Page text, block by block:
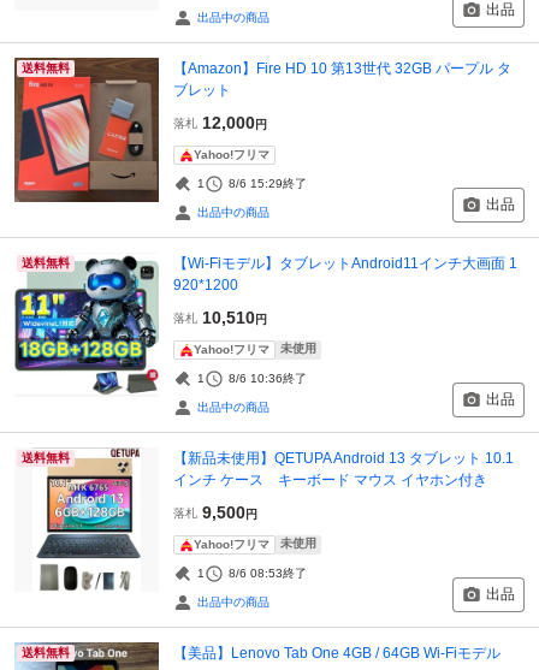
出品中の商品 出品
送料無料
【Amazon】Fire HD 10 第13世代 32GB パープル タ
ブレット
落札 12,000円
Yahoo!フリマ
1 8/6 15:29終了
出品中の商品 出品
送料無料
【Wi-Fiモデル】タブレットAndroid11インチ大画面 1
920*1200
落札 10,510円
Yahoo!フリマ 未使用
1 8/6 10:36終了
出品中の商品 出品
送料無料
【新品未使用】QETUPA Android 13 タブレット 10.1
インチ ケース キーボード マウス イヤホン付き
落札 9,500円
Yahoo!フリマ 未使用
1 8/6 08:53終了
出品中の商品 出品
送料無料 【美品】Lenovo Tab One 4GB / 64GB Wi-Fiモデル